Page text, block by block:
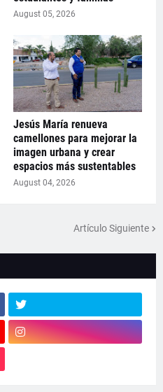
August 05, 2026
Jesús María renueva
camellones para mejorar la
imagen urbana y crear
espacios más sustentables
August 04, 2026
Artículo Siguiente